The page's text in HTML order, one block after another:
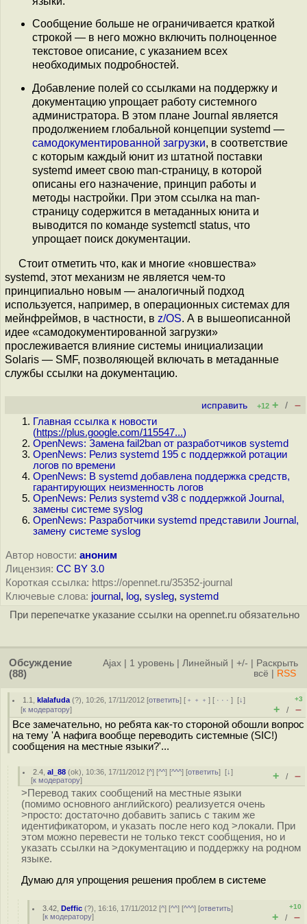
Сообщение больше не ограничивается краткой
строкой — в него можно включить полноценное
текстовое описание, с указанием всех
необходимых подробностей.
Добавление полей со ссылками на поддержку и
документацию упрощает работу системного
администратора. В этом плане Journal является
продолжением глобальной концепции systemd —
самодокументированной загрузки, в соответствие
с которым каждый юнит из штатной поставки
systemd имеет свою man-страницу, в которой
описаны его назначение, принцип работы и
методы настройки. При этом ссылка на man-
страницу содержится в метаданных юнита и
выводится по команде systemctl status, что
упрощает поиск документации.
Стоит отметить что, как и многие «новшества»
systemd, этот механизм не является чем-то
принципиально новым — аналогичный подход
используется, например, в операционных системах для
мейнфреймов, в частности, в z/OS. А в вышеописанной
идее «самодокументированной загрузки»
прослеживается влияние системы инициализации
Solaris — SMF, позволяющей включать в метаданные
службы ссылки на документацию.
исправить +12 + / –
Главная ссылка к новости
(https://plus.google.com/115547...)
OpenNews: Замена fail2ban от разработчиков systemd
OpenNews: Релиз systemd 195 с поддержкой ротации
логов по времени
OpenNews: В systemd добавлена поддержка средств,
гарантирующих неизменность логов
OpenNews: Релиз systemd v38 c поддержкой Journal,
замены системе syslog
OpenNews: Разработчики systemd представили Journal,
замену системе syslog
Автор новости: аноним
Лицензия: CC BY 3.0
Короткая ссылка: https://opennet.ru/35352-journal
Ключевые слова: journal , log, sysleg, systemd
При перепечатке указание ссылки на opennet.ru обязательно
Обсуждение
(88)
Ajax 1 уровень Линейный +/-
Раскрыть
всё
RSS
1.1 ,klalafuda (?), 10:26, 17/11/2012 [ответить] [ ﹢﹢﹢] [ · · ·][↓]
[к модератору]
+3
+ / –
Все замечательно, но ребята как-то стороной обошли вопрос
на тему 'А нафига вообще переводить системные (SIC!)
сообщения на местные языки?'...
2.4 ,al_88 (ok), 10:36, 17/11/2012 [^] [^^] [^^^] [ответить][↓]
[к модератору] + / –
>Перевод таких сообщений на местные языки
(помимо основного английского) реализуется очень
>просто: достаточно добавить запись с таким же
идентификатором, и указать после него код >локали. При
этом можно перевести не только текст сообщения, но и
указать ссылки на >документацию и поддержку на родном
языке.
Думаю для упрощения решения проблем в системе
3.42 ,Deffic (?), 16:16, 17/11/2012 [^] [^^] [^^^] [ответить]
[к модератору]
+10
+ / –